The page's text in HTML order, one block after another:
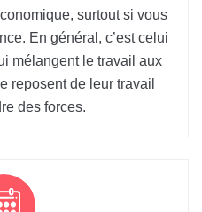
surtout si vous
En général, c’est celui
mélangent le travail aux
reposent de leur travail
des forces.